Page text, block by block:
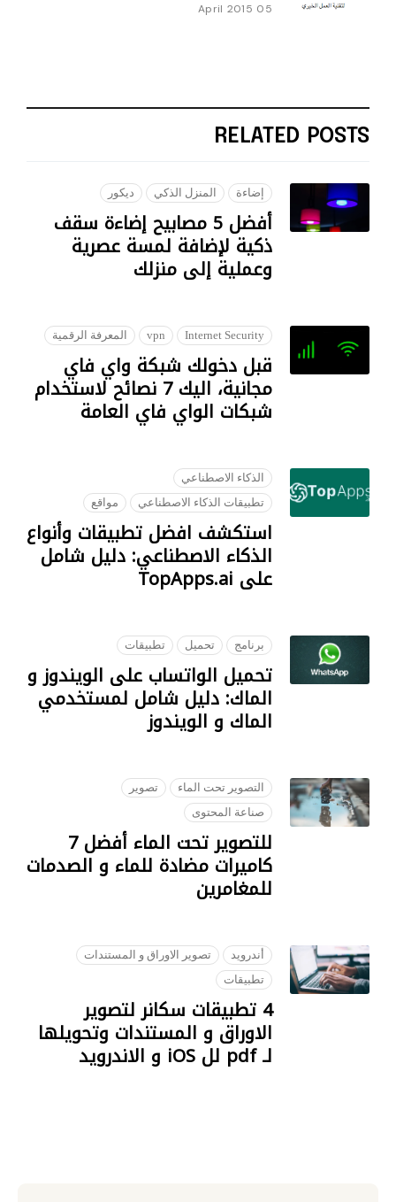
05 April 2015
RELATED POSTS
إضاءة المنزل الذكي ديكور
أفضل 5 مصابيح إضاءة سقف
ذكية لإضافة لمسة عصرية
وعملية إلى منزلك
Internet Security
vpn المعرفة الرقمية
قبل دخولك شبكة واي فاي
مجانية، اليك 7 نصائح لاستخدام
شبكات الواي فاي العامة
الذكاء الاصطناعي
تطبيقات الذكاء الاصطناعي
مواقع
استكشف افضل تطبيقات وأنواع
الذكاء الاصطناعي: دليل شامل
على TopApps.ai
برنامج تحميل تطبيقات
تحميل الواتساب على الويندوز و
الماك: دليل شامل لمستخدمي
الماك و الويندوز
التصوير تحت الماء
تصوير
صناعة المحتوى
للتصوير تحت الماء أفضل 7
كاميرات مضادة للماء و الصدمات
للمغامرين
أندرويد
تصوير الاوراق و المستندات
تطبيقات
4 تطبيقات سكانر لتصوير
الاوراق و المستندات وتحويلها
لـ pdf لل iOS و الاندرويد